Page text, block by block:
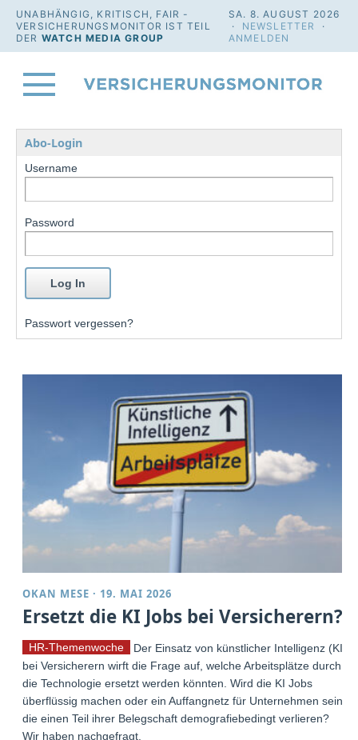
UNABHÄNGIG, KRITISCH, FAIR -
VERSICHERUNGSMONITOR IST TEIL
DER WATCH MEDIA GROUP
SA. 8. AUGUST 2026
· NEWSLETTER
·
ANMELDEN
Abo-Login
Username
Password
Passwort vergessen?
OKAN MESE · 19. MAI 2026
Ersetzt die KI Jobs bei Versicherern?
HR-Themenwoche
Der Einsatz von künstlicher Intelligenz (KI)
bei Versicherern wirft die Frage auf, welche Arbeitsplätze durch
die Technologie ersetzt werden könnten. Wird die KI Jobs
überflüssig machen oder ein Auffangnetz für Unternehmen sein,
die einen Teil ihrer Belegschaft demografiebedingt verlieren?
Wir haben nachgefragt.